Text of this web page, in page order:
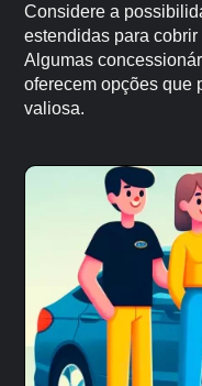
Considere a
estendidas para
Algumas
oferecem opções que
valiosa.